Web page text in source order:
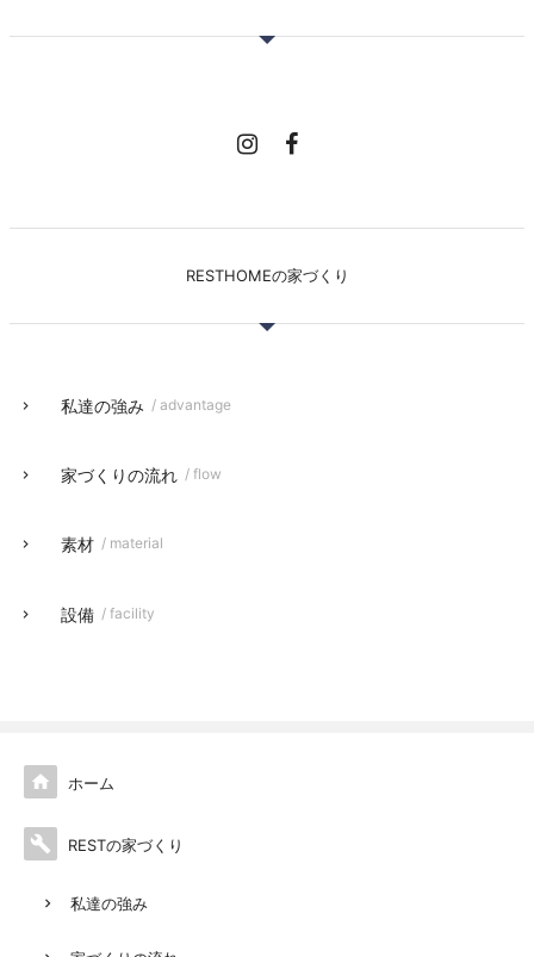
RESTHOMEの家づくり
私達の強み / advantage
家づくりの流れ / flow
素材 / material
設備 / facility
 ホーム
 RESTの家づくり
私達の強み